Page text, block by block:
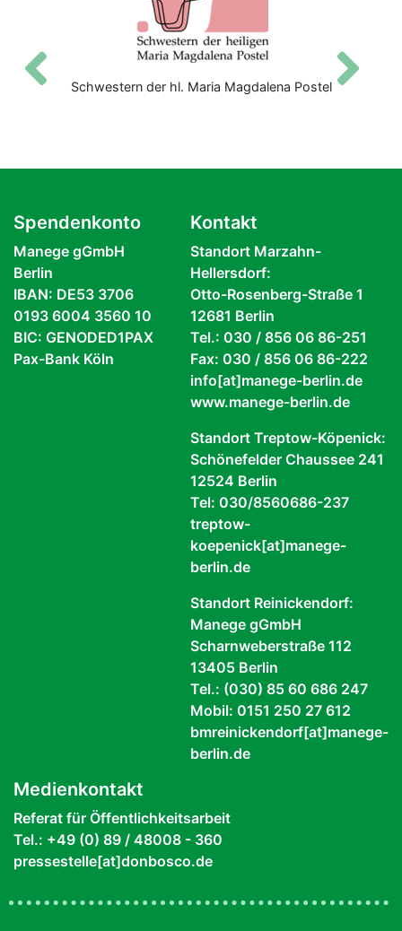
Schwestern der hl. Maria Magdalena Postel
Zurück
Spendenkonto
Manege gGmbH
Berlin
IBAN: DE53 3706
0193 6004 3560 10
BIC: GENODED1PAX
Pax-Bank Köln
Kontakt
Standort Marzahn-
Hellersdorf:
Otto-Rosenberg-Straße 1
12681 Berlin
Tel.: 030 / 856 06 86-251
Fax: 030 / 856 06 86-222
info[at]manege-berlin.de
www.manege-berlin.de
Standort Treptow-Köpenick:
Schönefelder Chaussee 241
12524 Berlin
Tel: 030/8560686-237
treptow-
koepenick[at]manege-
berlin.de
Standort Reinickendorf:
Manege gGmbH
Scharnweberstraße 112
13405 Berlin
Tel.: (030) 85 60 686 247
Mobil: 0151 250 27 612
bmreinickendorf[at]manege-
berlin.de
Medienkontakt
Referat für Öffentlichkeitsarbeit
Tel.: +49 (0) 89 / 48008 - 360
pressestelle[at]donbosco.de